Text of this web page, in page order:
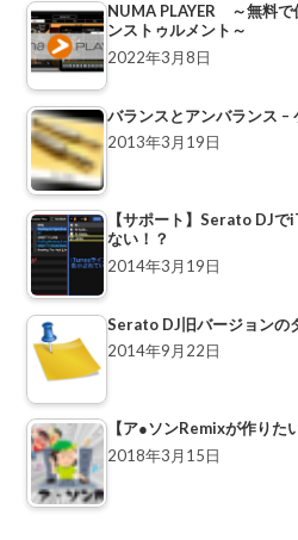
NUMA PLAYER ～無料で
ンストゥルメント～
2022年3月8日
バランスとアンバランス –
2013年3月19日
【サポート】Serato DJ
ない！？
2014年3月19日
Serato DJ旧バージョンの
2014年9月22日
【ア●ソンRemixが作りた
2018年3月15日